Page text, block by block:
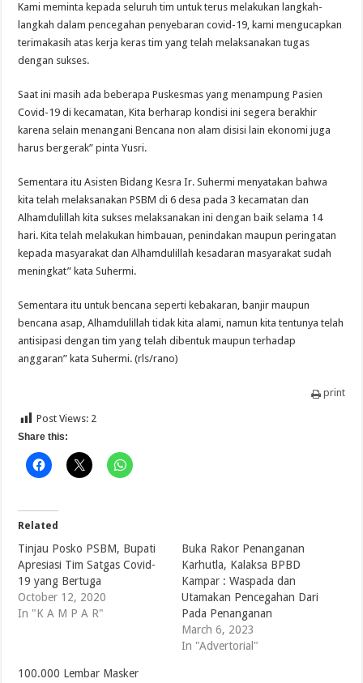
Kami meminta kepada seluruh tim untuk terus melakukan langkah-
langkah dalam pencegahan penyebaran covid-19, kami mengucapkan
terimakasih atas kerja keras tim yang telah melaksanakan tugas
dengan sukses.
Saat ini masih ada beberapa Puskesmas yang menampung Pasien
Covid-19 di kecamatan, Kita berharap kondisi ini segera berakhir
karena selain menangani Bencana non alam disisi lain ekonomi juga
harus bergerak” pinta Yusri.
Sementara itu Asisten Bidang Kesra Ir. Suhermi menyatakan bahwa
kita telah melaksanakan PSBM di 6 desa pada 3 kecamatan dan
Alhamdulillah kita sukses melaksanakan ini dengan baik selama 14
hari. Kita telah melakukan himbauan, penindakan maupun peringatan
kepada masyarakat dan Alhamdulillah kesadaran masyarakat sudah
meningkat” kata Suhermi.
Sementara itu untuk bencana seperti kebakaran, banjir maupun
bencana asap, Alhamdulillah tidak kita alami, namun kita tentunya telah
antisipasi dengan tim yang telah dibentuk maupun terhadap
anggaran” kata Suhermi. (rls/rano)
print
Post Views: 2
Share this:
Related
Tinjau Posko PSBM, Bupati
Apresiasi Tim Satgas Covid-
19 yang Bertuga
October 12, 2020
In "K A M P A R"
Buka Rakor Penanganan
Karhutla, Kalaksa BPBD
Kampar : Waspada dan
Utamakan Pencegahan Dari
Pada Penanganan
March 6, 2023
In "Advertorial"
100.000 Lembar Masker